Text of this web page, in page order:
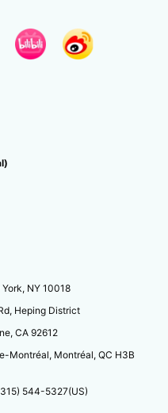
NY 10018
Heping District
CA 92612
Montréal, Montréal, QC H3B
544-5327(US)